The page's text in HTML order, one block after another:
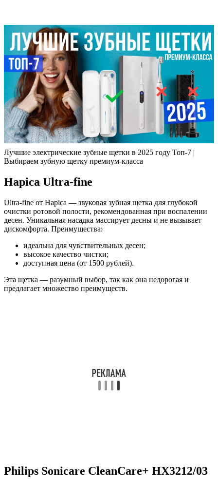
Лучшие электрические зубные щетки в 2025 году Топ-7 |
Выбираем зубную щетку премиум-класса
Hapica Ultra-fine
Ultra-fine от Hapica — звуковая зубная щетка для глубокой
очистки ротовой полости, рекомендованная при воспалении
десен. Уникальная насадка массирует десны и не вызывает
дискомфорта. Преимущества:
идеальна для чувствительных десен;
высокое качество чистки;
доступная цена (от 1500 рублей).
Эта щетка — разумный выбор, так как она недорогая и
предлагает множество преимуществ.
Philips Sonicare CleanCare+ HX3212/03